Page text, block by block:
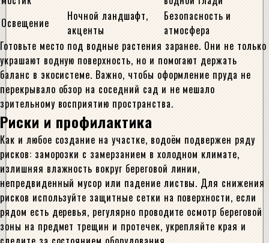
Освещение
Ночной ландшафт,
акценты
Безопасность и
атмосфера
Готовьте место под водные растения заранее. Они не только
украшают водную поверхность, но и помогают держать
баланс в экосистеме. Важно, чтобы оформление пруда не
перекрывало обзор на соседний сад и не мешало
зрительному восприятию пространства.
Риски и профилактика
Как и любое создание на участке, водоём подвержен ряду
рисков: заморозки с замерзанием в холодном климате,
излишняя влажность вокруг береговой линии,
непредвиденный мусор или падение листвы. Для снижения
рисков используйте защитные сетки на поверхности, если
рядом есть деревья, регулярно проводите осмотр береговой
зоны на предмет трещин и протечек, укрепляйте края и